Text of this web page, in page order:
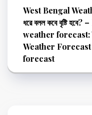
West Bengal
ধরে বলল কবে বৃষ্টি
weather forecast:
Weather
forecast